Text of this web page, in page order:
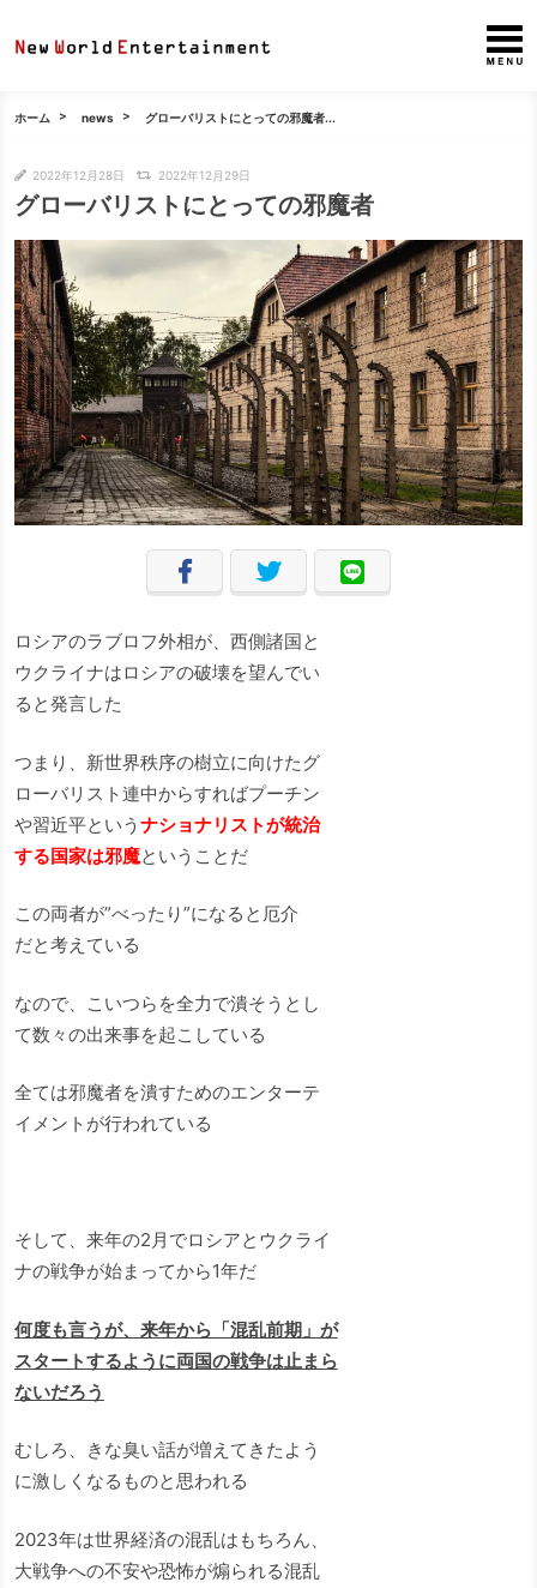
ホーム news グローバリストにとっての邪魔者...
2022年12月28日 2022年12月29日
グローバリストにとっての邪魔者
ロシアのラブロフ外相が、西側諸国と
ウクライナはロシアの破壊を望んでい
ると発言した
つまり、新世界秩序の樹立に向けたグ
ローバリスト連中からすればプーチン
や習近平という ナショナリストが統治
する国家は邪魔ということだ
この両者が”べったり”になると厄介
だと考えている
なので、こいつらを全力で潰そうとし
て数々の出来事を起こしている
全ては邪魔者を潰すためのエンターテ
イメントが行われている
そして、来年の2月でロシアとウクライ
ナの戦争が始まってから1年だ
何度も言うが、来年から「混乱前期」が
スタートするように両国の戦争は止まら
ないだろう
むしろ、きな臭い話が増えてきたよう
に激しくなるものと思われる
2023年は世界経済の混乱はもちろん、
大戦争への不安や恐怖が煽られる混乱